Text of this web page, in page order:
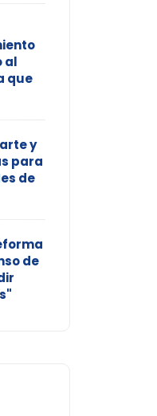
al
que
y
para
de
de